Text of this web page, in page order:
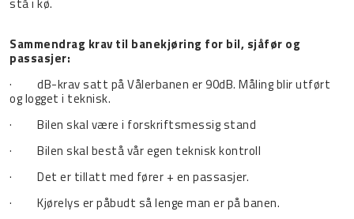
Sammendrag krav til banekjøring for bil, sjåfør og
passasjer:
· dB-krav satt på Vålerbanen er 90dB. Måling blir utført
og logget i teknisk.
· Bilen skal være i forskriftsmessig stand
· Bilen skal bestå vår egen teknisk kontroll
· Det er tillatt med fører + en passasjer.
· Kjørelys er påbudt så lenge man er på banen.